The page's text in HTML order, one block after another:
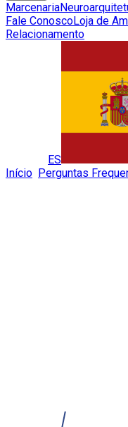
Marcenaria
Fale ConoscoLoja de
Relacionamento
ES
Início Perguntas